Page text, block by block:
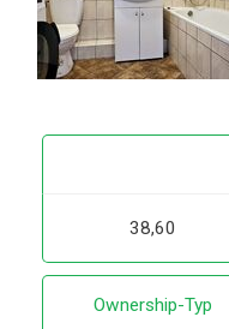
38,60
Ownership-Typ